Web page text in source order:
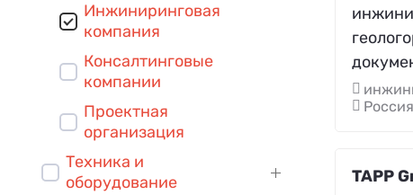
Инжиниринговая
компания
Консалтинговые
компании
Проектная
организация
Техника и
оборудование
TAPP